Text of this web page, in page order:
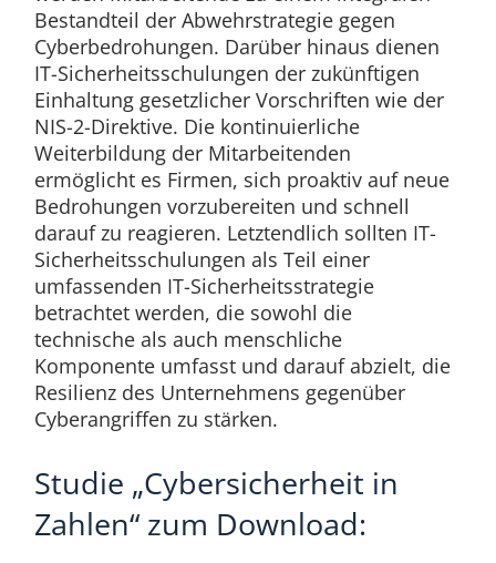
Bestandteil der Abwehrstrategie gegen
Cyberbedrohungen. Darüber hinaus dienen
IT-Sicherheitsschulungen der zukünftigen
Einhaltung gesetzlicher Vorschriften wie der
NIS-2-Direktive. Die kontinuierliche
Weiterbildung der Mitarbeitenden
ermöglicht es Firmen, sich proaktiv auf neue
Bedrohungen vorzubereiten und schnell
darauf zu reagieren. Letztendlich sollten IT-
Sicherheitsschulungen als Teil einer
umfassenden IT-Sicherheitsstrategie
betrachtet werden, die sowohl die
technische als auch menschliche
Komponente umfasst und darauf abzielt, die
Resilienz des Unternehmens gegenüber
Cyberangriffen zu stärken.
Studie „Cybersicherheit in
Zahlen“ zum Download: